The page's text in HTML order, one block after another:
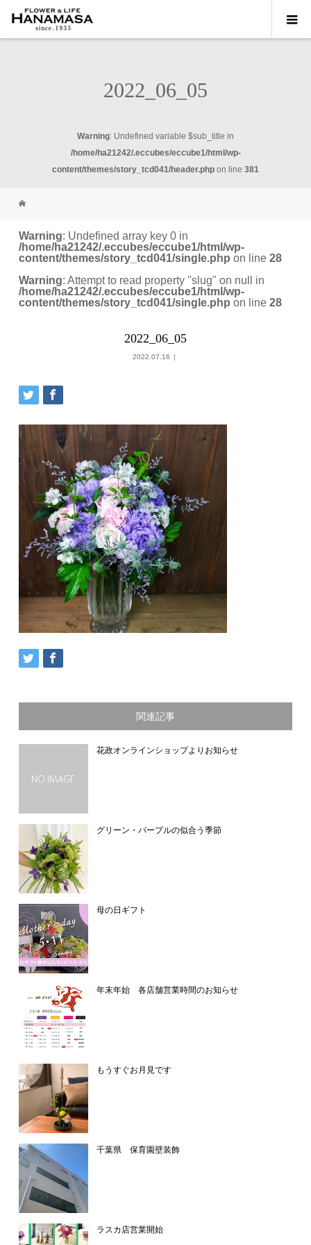
2022_06_05
Warning: Undefined variable $sub_title in
/home/ha21242/.eccubes/eccube1/html/wp-
content/themes/story_tcd041/header.php on line 381
Warning: Undefined array key 0 in
/home/ha21242/.eccubes/eccube1/html/wp-
content/themes/story_tcd041/single.php on line28
Warning: Attempt to read property "slug" on null in
/home/ha21242/.eccubes/eccube1/html/wp-
content/themes/story_tcd041/single.php on line28
2022_06_05
2022.07.16
関連記事
花政オンラインショップよりお知らせ
グリーン・パープルの似合う季節
母の日ギフト
年末年始 各店舗営業時間のお知らせ
もうすぐお月見です
千葉県 保育園壁装飾
ラスカ店営業開始